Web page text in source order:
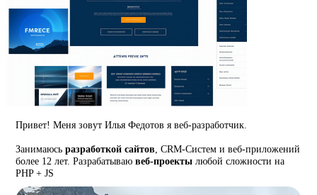
Привет! Меня зовут Илья Федотов я веб-разработчик.
Занимаюсьразработкой сайтов , CRM-Систем и веб-приложений
более 12 лет. Разрабатываювеб-проекты любой сложности на
PHP + JS